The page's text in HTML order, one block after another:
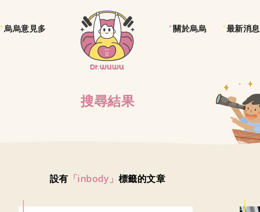
烏烏意見多 關於烏烏 最新消息
搜尋結果
設有 「inbody」 標籤的文章